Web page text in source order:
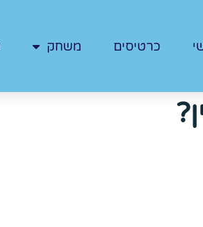
כרטיסים משחק